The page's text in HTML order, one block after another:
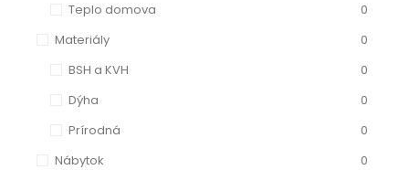
Teplo domova
0
Materiály
0
BSH a KVH
0
Dýha
0
Prírodná
0
Nábytok
0